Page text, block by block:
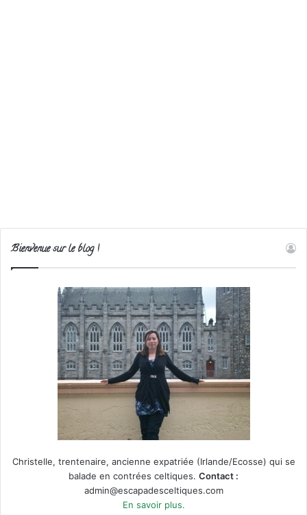
Bienvenue sur le blog !
Christelle, trentenaire, ancienne expatriée (Irlande/Ecosse) qui se
balade en contrées celtiques. Contact :
admin@escapadesceltiques.com
En savoir plus.